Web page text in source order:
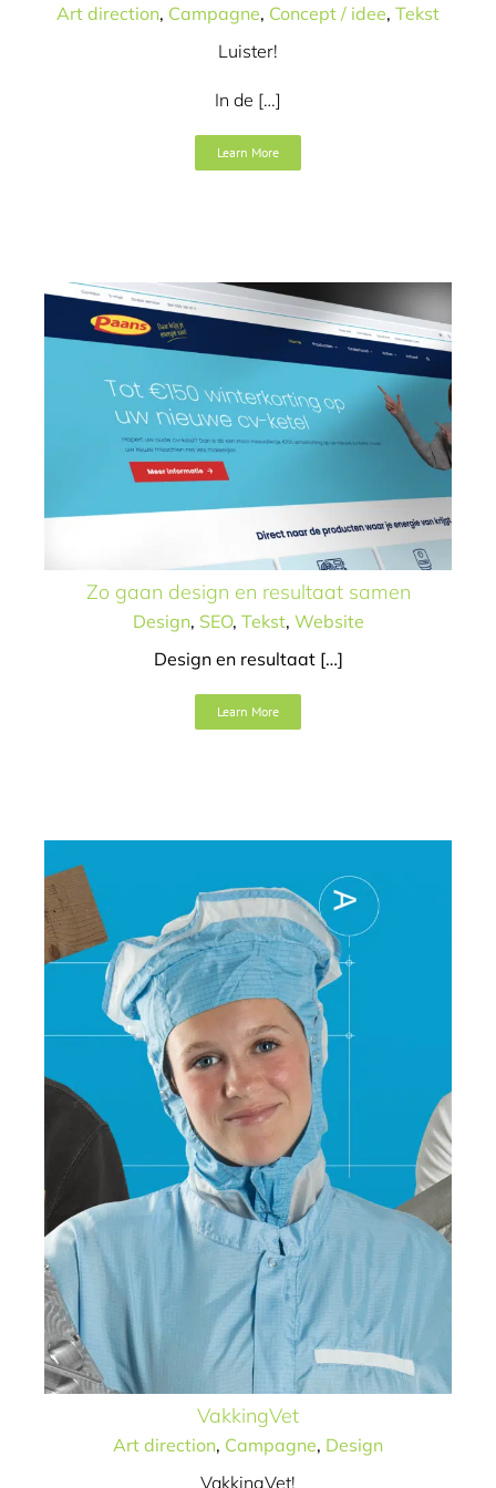
Art direction, Campagne, Concept / idee, Tekst
Luister!
In de […]
Learn More
Zo gaan design en
resultaat samen
Zo gaan design en resultaat samen
Design, SEO, Tekst, Website
Design en resultaat […]
Learn More
VakkingVet
Art direction
VakkingVet
Art direction, Campagne, Design
VakkingVet!